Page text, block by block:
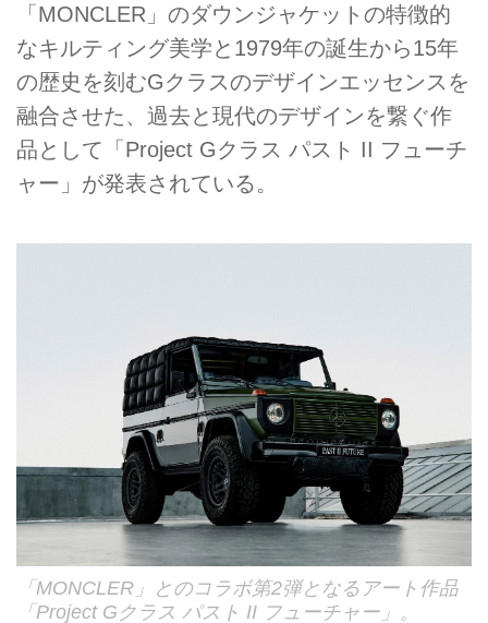
「MONCLER」のダウンジャケットの特徴的
なキルティング美学と1979年の誕生から15年
の歴史を刻むGクラスのデザインエッセンスを
融合させた、過去と現代のデザインを繋ぐ作
品として「Project Gクラス パスト II フューチ
ャー」が発表されている。
「MONCLER」とのコラボ第2弾となるアート作品
「Project Gクラス パスト II フューチャー」。